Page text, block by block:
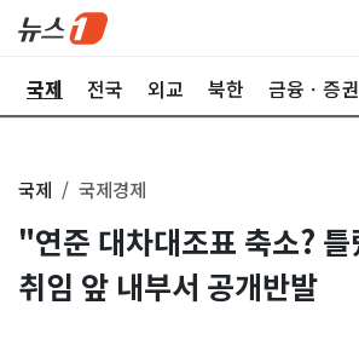
국제 전국 외교 북한 금융ㆍ증권
국제 국제경제
"연준 대차대조표 축소?
취임 앞 내부서 공개반발